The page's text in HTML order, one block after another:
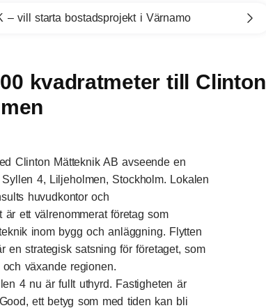
– vill starta bostadsprojekt i Värnamo
kvadratmeter till Clinton
Clinton Mätteknik AB avseende en
4, Liljeholmen, Stockholm. Lokalen
huvudkontor och
är ett välrenommerat företag som
inom bygg och anläggning. Flytten
strategisk satsning för företaget, som
växande regionen.
4 nu är fullt uthyrd. Fastigheten är
ett betyg som med tiden kan bli